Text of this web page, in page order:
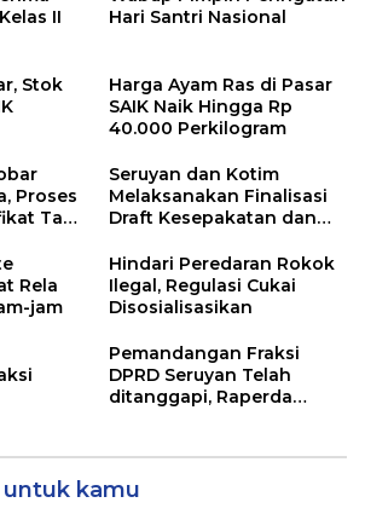
II
Hari Santri Nasional
Stok
Harga Ayam Ras di Pasar
SAIK Naik Hingga Rp
40.000 Perkilogram
Proses
Tak
Seruyan dan Kotim
Melaksanakan Finalisasi
Draft Kesepakatan dan
Rela
jam
Hindari Peredaran Rokok
Ilegal, Regulasi Cukai
Disosialisasikan
Pemandangan Fraksi
DPRD Seruyan Telah
ditanggapi, Raperda
kamu